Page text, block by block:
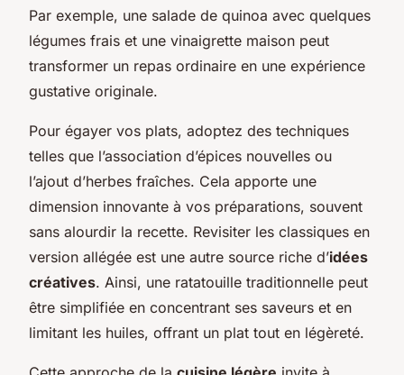
Par exemple, une salade de quinoa avec quelques
légumes frais et une vinaigrette maison peut
transformer un repas ordinaire en une expérience
gustative originale.
Pour égayer vos plats, adoptez des techniques
telles que l’association d’épices nouvelles ou
l’ajout d’herbes fraîches. Cela apporte une
dimension innovante à vos préparations, souvent
sans alourdir la recette. Revisiter les classiques en
version allégée est une autre source riche d’idées
créatives. Ainsi, une ratatouille traditionnelle peut
être simplifiée en concentrant ses saveurs et en
limitant les huiles, offrant un plat tout en légèreté.